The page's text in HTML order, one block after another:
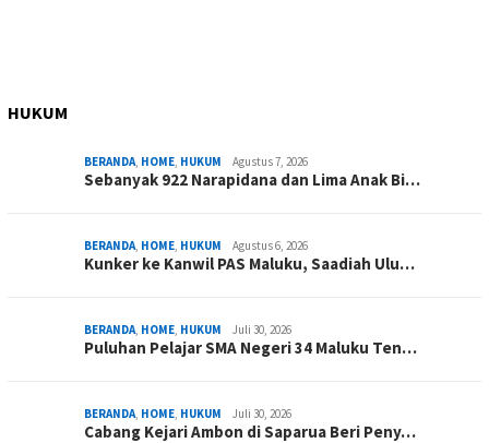
HUKUM
BERANDA, HOME, HUKUM Agustus 7, 2026
Sebanyak 922 Narapidana dan Lima Anak Bi…
BERANDA, HOME, HUKUM Agustus 6, 2026
Kunker ke Kanwil PAS Maluku, Saadiah Ulu…
BERANDA, HOME, HUKUM Juli 30, 2026
Puluhan Pelajar SMA Negeri 34 Maluku Ten…
BERANDA, HOME, HUKUM Juli 30, 2026
Cabang Kejari Ambon di Saparua Beri Peny…